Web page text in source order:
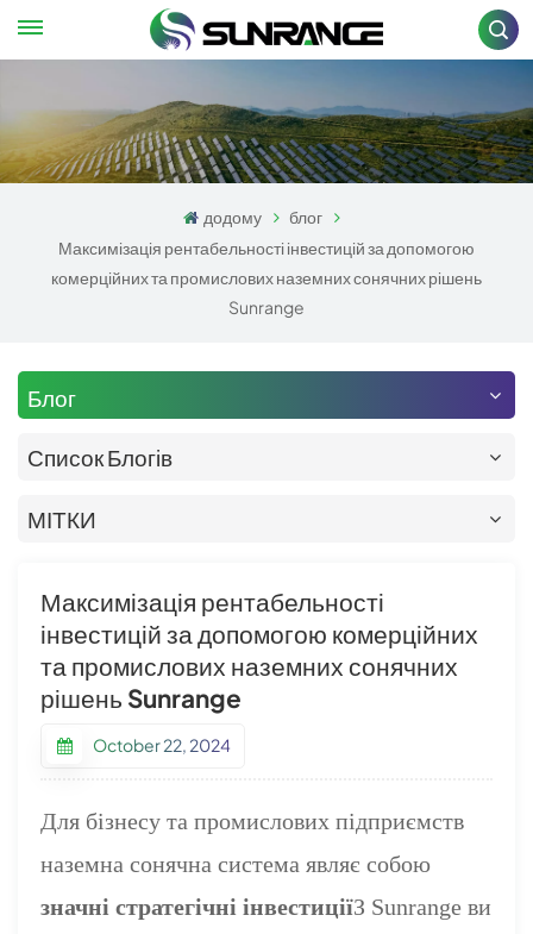
додому
блог
Максимізація рентабельності інвестицій за допомогою
комерційних та промислових наземних сонячних рішень
Sunrange
Блог
Список Блогів
МІТКИ
Максимізація рентабельності
інвестицій за допомогою комерційних
та промислових наземних сонячних
рішень Sunrange
October 22, 2024
Для бізнесу та промислових підприємств
наземна сонячна система являє собою
значні стратегічні інвестиціїЗ Sunrange ви